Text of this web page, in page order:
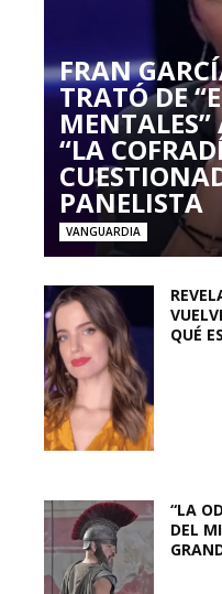
FRAN
TRATÓ DE
“LA
PANELISTA
VANGUARDIA
QUÉ
“LA
DEL